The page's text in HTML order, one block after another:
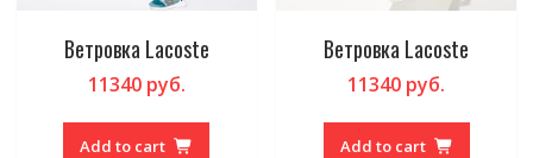
Ветровка Lacoste
11340руб.
Add to cart
Ветровка Lacoste
11340 руб.
Add to cart